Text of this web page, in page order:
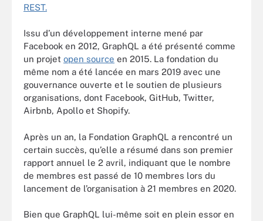
REST.
Issu d’un développement interne mené par
Facebook en 2012, GraphQL a été présenté comme
un projet open source en 2015. La fondation du
même nom a été lancée en mars 2019 avec une
gouvernance ouverte et le soutien de plusieurs
organisations, dont Facebook, GitHub, Twitter,
Airbnb, Apollo et Shopify.
Après un an, la Fondation GraphQL a rencontré un
certain succès, qu’elle a résumé dans son premier
rapport annuel le 2 avril, indiquant que le nombre
de membres est passé de 10 membres lors du
lancement de l’organisation à 21 membres en 2020.
Bien que GraphQL lui-même soit en plein essor en